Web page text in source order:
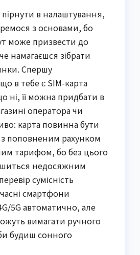
в налаштування,
з основами, бо
може призвести до
намагаєшся зібрати
Спершу
в тебе є SIM-карта
ні, її можна придбати в
оператора чи
карта повинна бути
поповненим рахунком
тарифом, бо без цього
недосяжним
сумісність
смартфони
5G автоматично, але
вимагати ручного
будиш сонного